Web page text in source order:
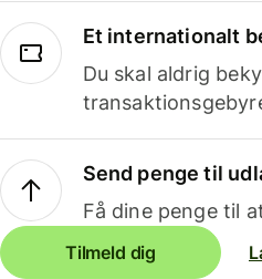
Et internationalt
Du skal aldrig
Send penge til
Få dine penge til
Tilmeld dig